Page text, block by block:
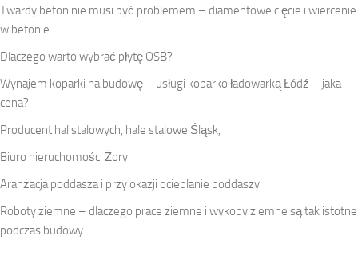
Twardy beton nie musi być problemem – diamentowe cięcie i wiercenie
w betonie.
Dlaczego warto wybrać płytę OSB?
Wynajem koparki na budowę – usługi koparko ładowarką Łódź – jaka
cena?
Producent hal stalowych, hale stalowe Śląsk,
Biuro nieruchomości Żory
Aranżacja poddasza i przy okazji ocieplanie poddaszy
Roboty ziemne – dlaczego prace ziemne i wykopy ziemne są tak istotne
podczas budowy